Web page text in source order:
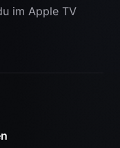
im Apple TV